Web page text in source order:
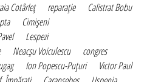
Cotârleţ reparaţie
Calistrat Bobu
Cimişeni
Lespezi
Neacşu Voiculescu
congres
Ion Popescu-Puţuri
Victor Paul